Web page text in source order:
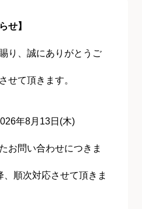
せ】
り、誠にありがとうご
せて頂きます。
年8月13日(木)
お問い合わせにつきま
順次対応させて頂きま